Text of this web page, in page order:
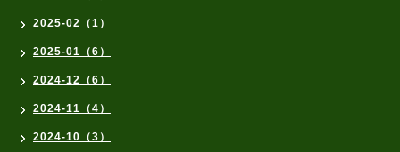
2025-02（1）
2025-01（6）
2024-12（6）
2024-11（4）
2024-10（3）